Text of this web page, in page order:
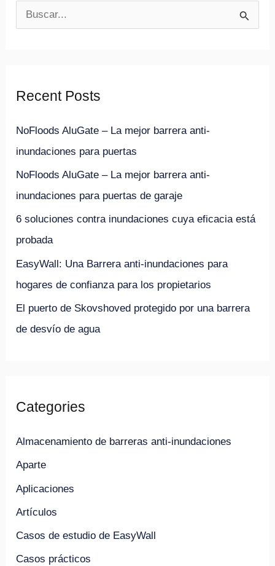
aRecent Posts
NoFloods AluGate – La mejor barrera anti-
inundaciones para puertas
NoFloods AluGate – La mejor barrera anti-
inundaciones para puertas de garaje
6 soluciones contra inundaciones cuya eficacia está
probada
EasyWall: Una Barrera anti-inundaciones para
hogares de confianza para los propietarios
El puerto de Skovshoved protegido por una barrera
de desvío de agua
Categories
Almacenamiento de barreras anti-inundaciones
Aparte
Aplicaciones
Artículos
Casos de estudio de EasyWall
Casos prácticos